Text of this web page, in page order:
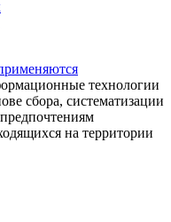
технологии
сбора, систематизации
на территории